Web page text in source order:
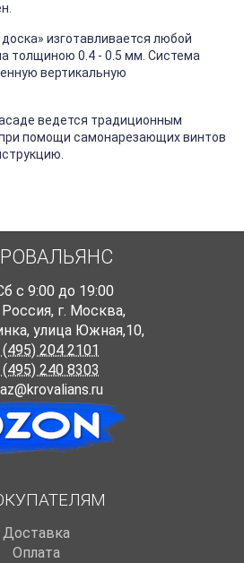
изготавливается любой
толщиною 0.4 - 0.5 мм. Система
вертикальную
ведется традиционным
помощи самонарезающих винтов
с 9:00 до 19:00
Россия, г. Москва,
улица Южная,10,
204 2101
240 8303
Доставка
Оплата